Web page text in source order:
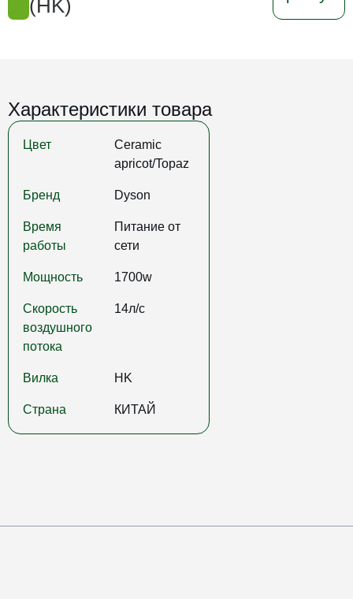
(HK)
Характеристики товара
Цвет
Ceramic
apricot/Topaz
Бренд Dyson
Время
работы
Питание от
сети
Мощность 1700w
Скорость
воздушного
потока
14л/с
Вилка HK
Страна КИТАЙ